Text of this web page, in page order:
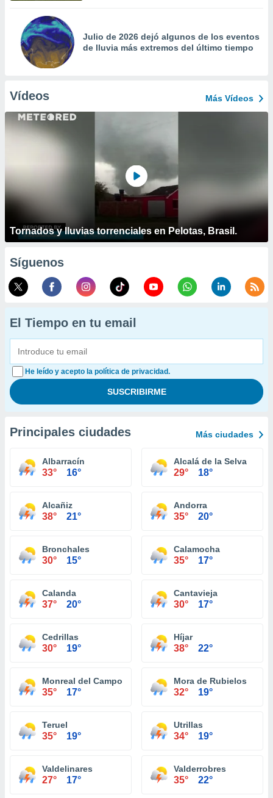
Julio de 2026 dejó algunos de los eventos
de lluvia más extremos del último tiempo
Vídeos Más Vídeos
Tornados y lluvias torrenciales en Pelotas, Brasil.
Síguenos
El Tiempo en tu email
He leído y acepto la política de privacidad.
Principales ciudades Más ciudades
Albarracín
33° 16°
Alcalá de la Selva
29° 18°
Alcañiz
38° 21°
Andorra
35° 20°
Bronchales
30° 15°
Calamocha
35° 17°
Calanda
37° 20°
Cantavieja
30° 17°
Cedrillas
30° 19°
Híjar
38° 22°
Monreal del Campo
35° 17°
Mora de Rubielos
32° 19°
Teruel
35° 19°
Utrillas
34° 19°
Valdelinares
27° 17°
Valderrobres
35° 22°